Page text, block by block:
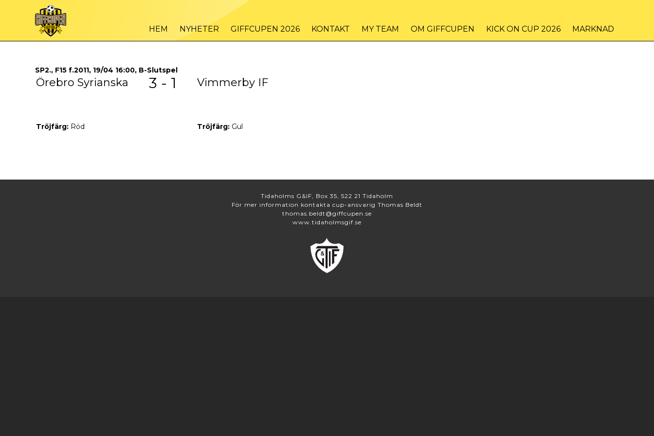
HEM NYHETER GIFFCUPEN 2026 KONTAKT MY TEAM OM GIFFCUPEN KICK ON CUP 2026 MARKNAD
SP2., F15 f.2011, 19/04 16:00, B-Slutspel
Örebro Syrianska 3 - 1 Vimmerby IF
Tröjfärg: Röd Tröjfärg: Gul
Tidaholms G&IF, Box 35, 522 21 Tidaholm
För mer information kontakta cup-ansvarig Thomas Beldt
thomas.beldt@giffcupen.se
www.tidaholmsgif.se